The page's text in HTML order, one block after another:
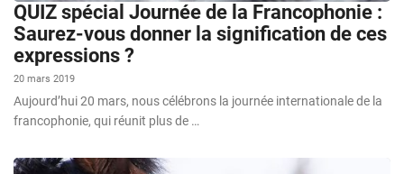
QUIZ spécial Journée de la Francophonie :
Saurez-vous donner la signification de ces
expressions ?
20 mars 2019
Aujourd’hui 20 mars, nous célébrons la journée internationale de la
francophonie, qui réunit plus de …